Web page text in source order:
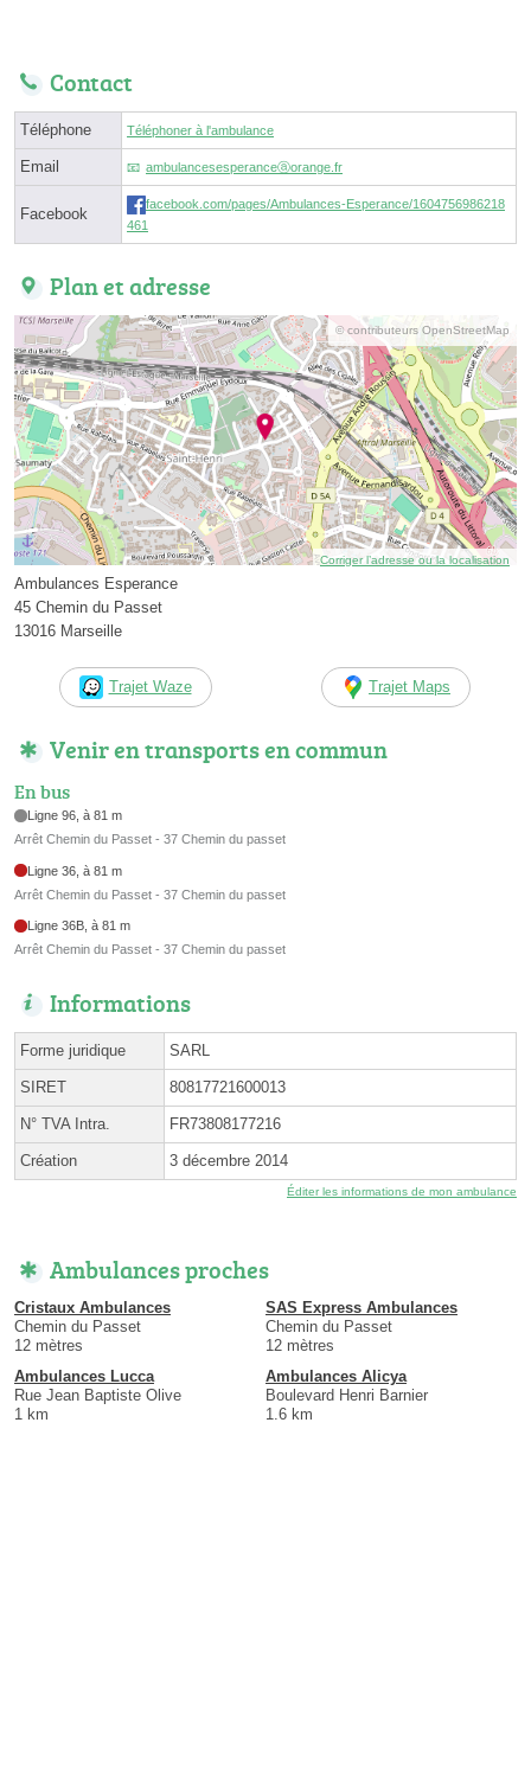
Contact
Téléphone Téléphoner à l'ambulance
Email ambulancesesperanceⓐorange.fr
Facebook
facebook.com/pages/Ambulances-Esperance/1604756986218
461
Plan et adresse
© contributeurs OpenStreetMap
Corriger l’adresse ou la localisation
Ambulances Esperance
45 Chemin du Passet
13016 Marseille
Trajet Waze Trajet Maps
Venir en transports en commun
En bus
Ligne 96, à 81 m
Arrêt Chemin du Passet - 37 Chemin du passet
Ligne 36, à 81 m
Arrêt Chemin du Passet - 37 Chemin du passet
Ligne 36B, à 81 m
Arrêt Chemin du Passet - 37 Chemin du passet
Informations
Forme juridique SARL
SIRET 80817721600013
N° TVA Intra. FR73808177216
Création 3 décembre 2014
Éditer les informations de mon ambulance
Ambulances proches
Cristaux Ambulances
Chemin du Passet
12 mètres
SAS Express Ambulances
Chemin du Passet
12 mètres
Ambulances Lucca
Rue Jean Baptiste Olive
1 km
Ambulances Alicya
Boulevard Henri Barnier
1.6 km